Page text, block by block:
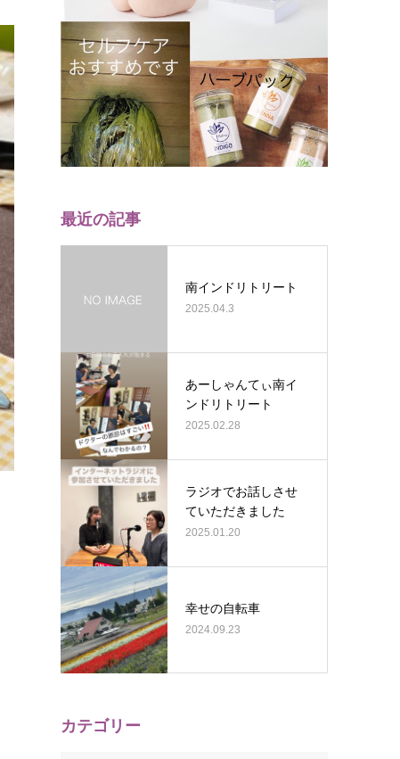
最近の記事
南インドリトリート
2025.04.3
あーしゃんてぃ南イ
ンドリトリート
2025.02.28
ラジオでお話しさせ
ていただきました
2025.01.20
幸せの自転車
2024.09.23
カテゴリー